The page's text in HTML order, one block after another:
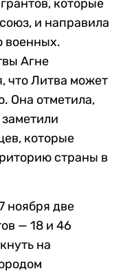
которые
и направила
военных.
Агне
что Литва может
Она отметила,
которые
страны в
ноября две
— 18 и 46
на